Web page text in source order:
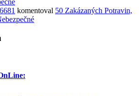
komentoval 50 Zakázaných Potravin,